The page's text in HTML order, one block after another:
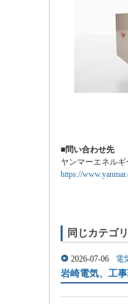
■問い合わせ先
ヤンマーエネル
https://
同じカテゴ
2026-07-06 電
岩崎電気、工